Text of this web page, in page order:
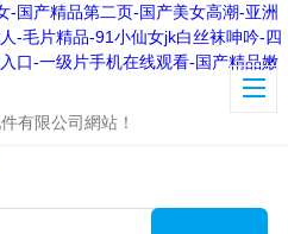
-国产精品第二页-国产美女高潮-亚洲
-毛片精品-91小仙女jk白丝袜呻吟-四
口-一级片手机在线观看-国产精品嫩
有限公司網站！